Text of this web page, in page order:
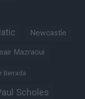
Newcastle
Mazraoui
Berrada
Scholes